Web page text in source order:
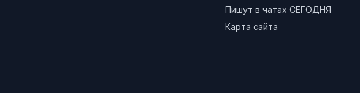
Пишут в чатах СЕГОДНЯ
Карта сайта